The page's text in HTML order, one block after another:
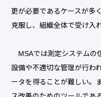
更が必要であるケースが多
克服し、組織全体で受け入
MSAでは測定システムの
設備や不適切な管理が行わ
ータを得ることが難しい。